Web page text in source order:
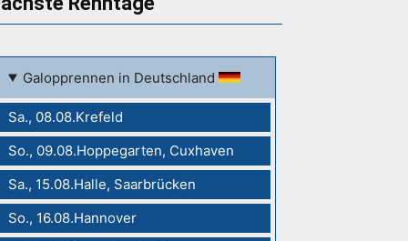
Galopprennen in Deutschland
Sa., 08.08.Krefeld
So., 09.08.Hoppegarten, Cuxhaven
Sa., 15.08.Halle, Saarbrücken
So., 16.08.Hannover